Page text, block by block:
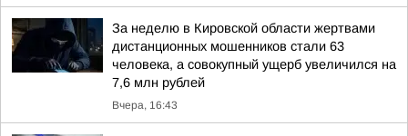
За неделю в Кировской области жертвами
дистанционных мошенников стали 63
человека, а совокупный ущерб увеличился на
7,6 млн рублей
Вчера, 16:43